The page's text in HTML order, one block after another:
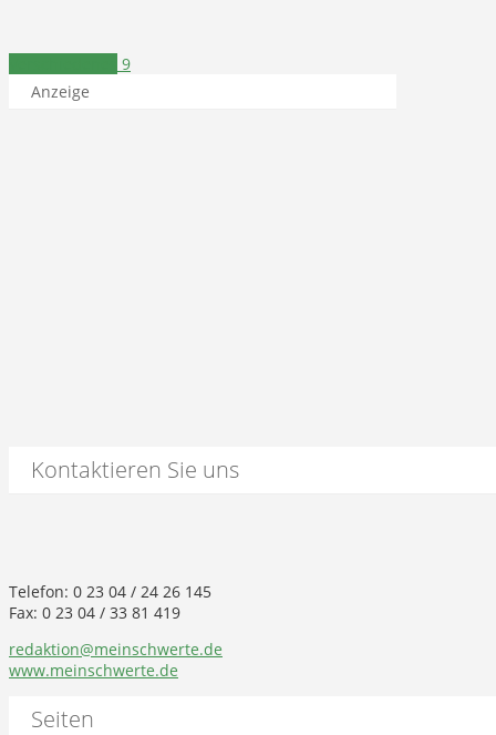
9
Anzeige
Kontaktieren Sie uns
Telefon: 0 23 04 / 24 26 145
Fax: 0 23 04 / 33 81 419
redaktion@meinschwerte.de
www.meinschwerte.de
Seiten